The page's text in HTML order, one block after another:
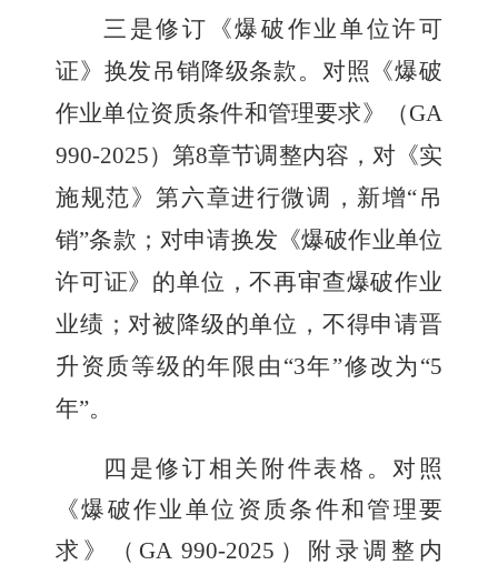
三是修订《爆破作业单位许可
证》换发吊销降级条款。 对照《爆破
作业单位资质条件和管理要求》（GA
990-2025）第8章节调整内容，对《实
施规范》第六章进行微调，新增“吊
销”条款；对申请换发《爆破作业单位
许可证》的单位，不再审查爆破作业
业绩；对被降级的单位，不得申请晋
升资质等级的年限由 “3年”修改为 “5
年”。
四是修订相关附件表格。对照
《爆破作业单位资质条件和管理要
求》（ GA 990-2025 ）附录调整内